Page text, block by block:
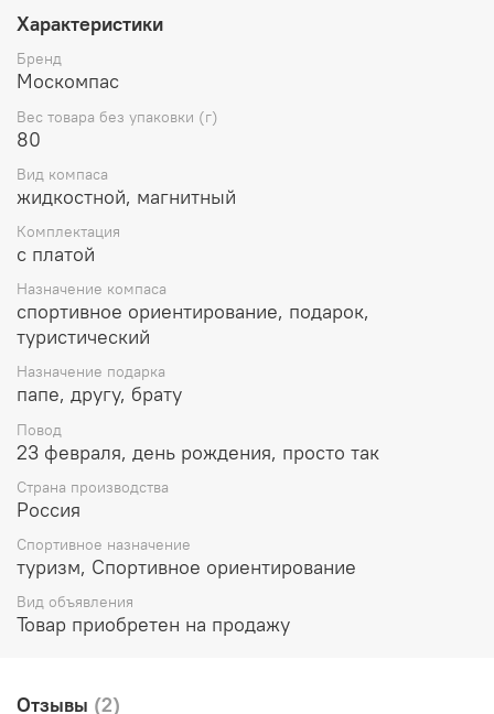
также стоить на ней маршрут. Аксессуар оценят
туристы, ориентировщики и картографы. ВНИМАНИЕ!
цвет резинки не определяется цветом товара, это
указан цвет шкалы на колбе. Компас комплектуется
Характеристики
Бренд
Москомпас
Вес товара без упаковки (г)
80
Вид компаса
жидкостной, магнитный
Комплектация
с платой
Назначение компаса
спортивное ориентирование, подарок,
туристический
Назначение подарка
папе, другу, брату
Повод
23 февраля, день рождения, просто так
Страна производства
Россия
Спортивное назначение
туризм, Спортивное ориентирование
Вид объявления
Товар приобретен на продажу
Отзывы (2)